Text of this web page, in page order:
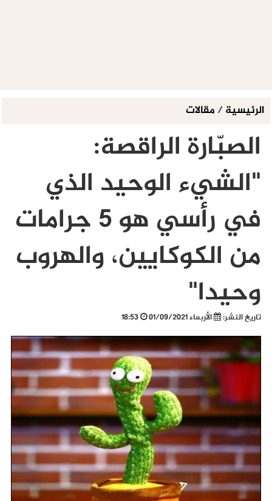
الرئيسية/ مقالات
الصبّارة الراقصة:
"الشيء الوحيد الذي
في رأسي هو 5 جرامات
من الكوكايين، والهروب
وحيدا"
تاريخ النشر: الأربعاء 01/09/2021